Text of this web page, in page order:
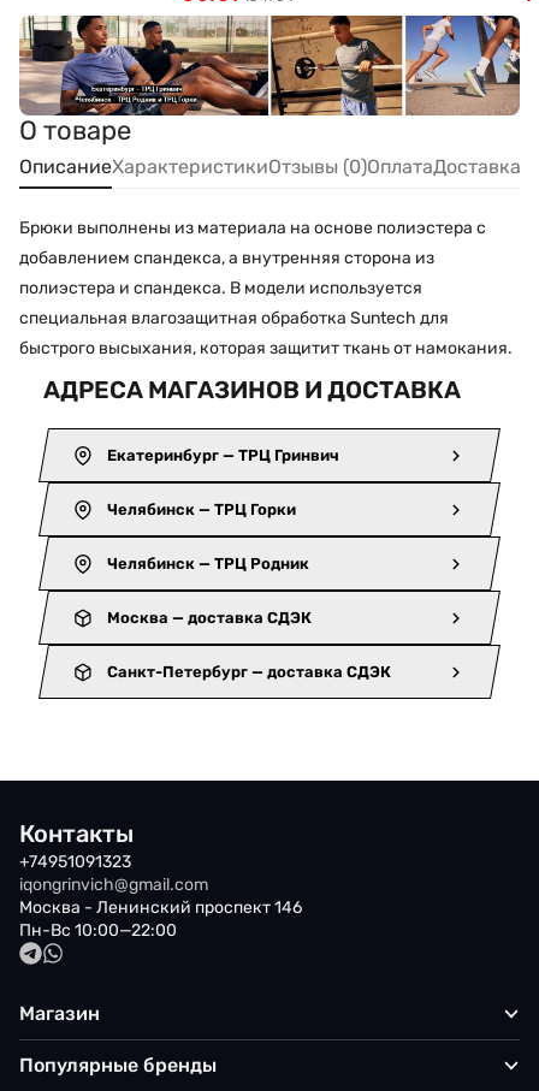
О товаре
ОписаниеХарактеристикиОтзывы (0)ОплатаДоставка
Брюки выполнены из материала на основе полиэстера с
добавлением спандекса, а внутренняя сторона из
полиэстера и спандекса. В модели используется
специальная влагозащитная обработка Suntech для
быстрого высыхания, которая защитит ткань от намокания.
АДРЕСА МАГАЗИНОВ И ДОСТАВКА
Екатеринбург — ТРЦ Гринвич
Челябинск — ТРЦ Горки
Челябинск — ТРЦ Родник
Москва — доставка СДЭК
Санкт-Петербург — доставка СДЭК
Контакты
+74951091323
iqongrinvich@gmail.com
Москва - Ленинский проспект 146
Пн-Вс 10:00—22:00
Магазин
Популярные бренды